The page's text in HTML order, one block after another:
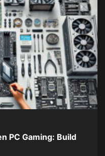
PC Gaming: Build